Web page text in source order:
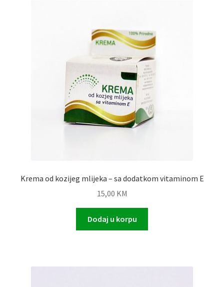
Krema od kozijeg mlijeka – sa dodatkom vitaminom E
15,00 KM
Dodaj u korpu